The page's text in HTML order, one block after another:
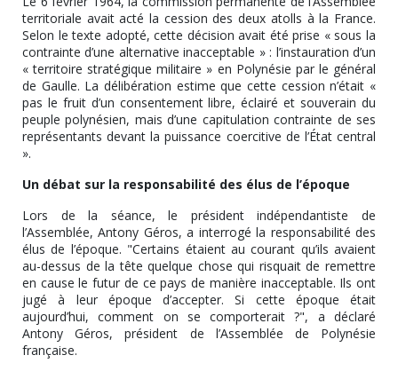
territoriale avait acté la cession des deux atolls à la France.
Selon le texte adopté, cette décision avait été prise « sous la
contrainte d’une alternative inacceptable » : l’instauration d’un
« territoire stratégique militaire » en Polynésie par le général
de Gaulle. La délibération estime que cette cession n’était «
pas le fruit d’un consentement libre, éclairé et souverain du
peuple polynésien, mais d’une capitulation contrainte de ses
représentants devant la puissance coercitive de l’État central
».
Un débat sur la responsabilité des élus de l’époque
Lors de la séance, le président indépendantiste de
l’Assemblée, Antony Géros, a interrogé la responsabilité des
élus de l’époque. "Certains étaient au courant qu’ils avaient
au-dessus de la tête quelque chose qui risquait de remettre
en cause le futur de ce pays de manière inacceptable. Ils ont
jugé à leur époque d’accepter. Si cette époque était
aujourd’hui, comment on se comporterait ?", a déclaré
Antony Géros, président de l’Assemblée de Polynésie
française.